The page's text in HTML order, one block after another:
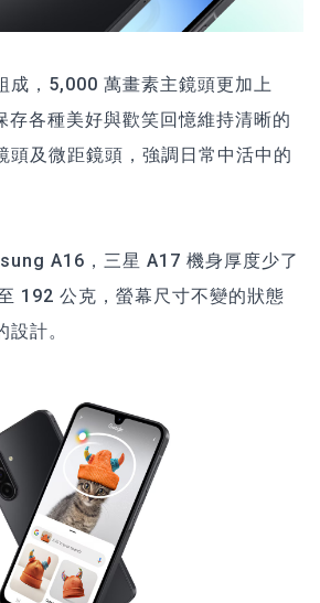
成，5,000 萬畫素主鏡頭更加上
存各種美好與歡笑回憶維持清晰的
頭及微距鏡頭，強調日常中活中的
A16，三星 A17 機身厚度少了
192 公克，螢幕尺寸不變的狀態
計。